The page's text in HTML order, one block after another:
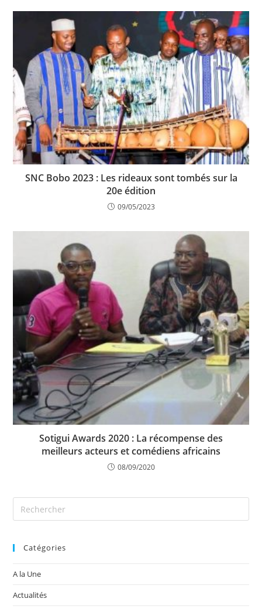
SNC Bobo 2023 : Les rideaux sont tombés sur la
20e édition
09/05/2023
Sotigui Awards 2020 : La récompense des
meilleurs acteurs et comédiens africains
08/09/2020
Catégories
A la Une
Actualités